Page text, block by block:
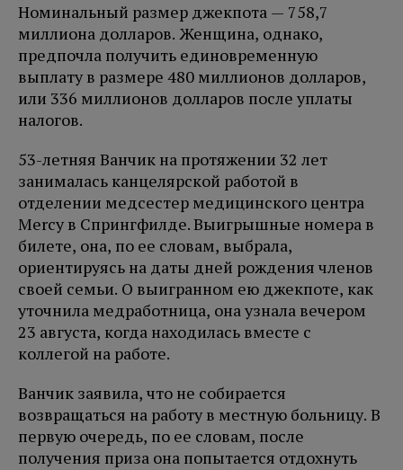
Номинальный размер джекпота — 758,7
миллиона долларов. Женщина, однако,
предпочла получить единовременную
выплату в размере 480 миллионов долларов,
или 336 миллионов долларов после уплаты
налогов.
53-летняя Ванчик на протяжении 32 лет
занималась канцелярской работой в
отделении медсестер медицинского центра
Mercy в Спрингфилде. Выигрышные номера в
билете, она, по ее словам, выбрала,
ориентируясь на даты дней рождения членов
своей семьи. О выигранном ею джекпоте, как
уточнила медработница, она узнала вечером
23 августа, когда находилась вместе с
коллегой на работе.
Ванчик заявила, что не собирается
возвращаться на работу в местную больницу. В
первую очередь, по ее словам, после
получения приза она попытается отдохнуть